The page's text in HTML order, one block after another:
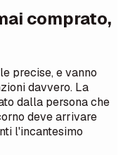
comprato,
precise, e vanno
davvero. La
dalla persona che
deve arrivare
l'incantesimo